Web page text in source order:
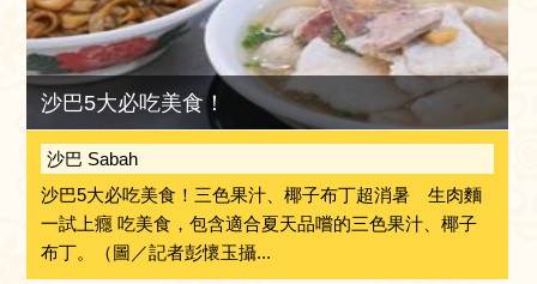
沙巴5大必吃美食！
沙巴 Sabah
沙巴5大必吃美食！三色果汁、椰子布丁超消暑 生肉麵
一試上癮 吃美食，包含適合夏天品嚐的三色果汁、椰子
布丁。（圖／記者彭懷玉攝...